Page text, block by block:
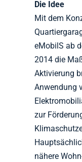
Die Idee
Mit dem
eMobilS ab
2014 die
Aktivierung
Anwendung
zur
nähere